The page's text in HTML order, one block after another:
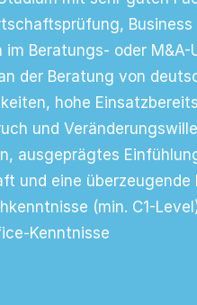
im Beratungs- oder
der Beratung von
hohe
und
ausgeprägtes
und eine überzeugende
(min. C1-
Kenntnisse